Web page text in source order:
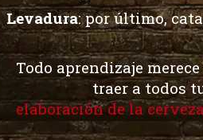
Levadura: por último,
Todo aprendizaje
traer a todos
elaboración de la cerveza